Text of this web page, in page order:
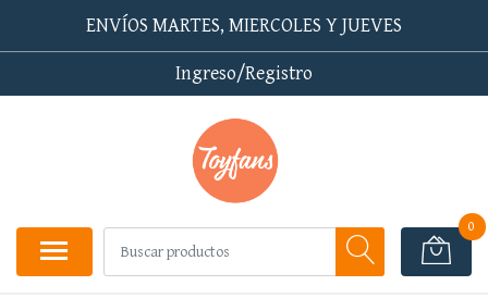
ENVÍOS MARTES, MIERCOLES Y JUEVES
Ingreso/Registro
0